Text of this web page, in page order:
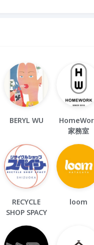
BERYL WU
家務室
RECYCLE
SHOP SPACY
loom